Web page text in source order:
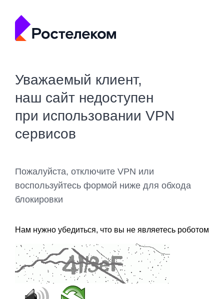
Уважаемый клиент,
наш сайт недоступен
при использовании VPN
сервисов
Пожалуйста, отключите VPN или
воспользуйтесь формой ниже для обхода
блокировки
Нам нужно убедиться, что вы не являетесь роботом